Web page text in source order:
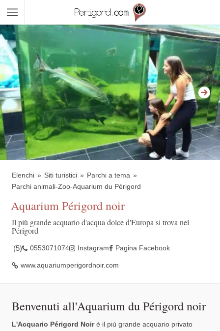
Elenchi Siti turistici
Parchi a tema
Parchi animali-Zoo-Aquarium du Périgord
Aquarium Périgord noir
Il più grande acquario d'acqua dolce d'Europa si trova nel
Périgord
(5) 0553071074 Instagram Pagina Facebook
www.aquariumperigordnoir.com
Benvenuti all'Aquarium du Périgord noir
L'Acquario Périgord Noirè il più grande acquario privato